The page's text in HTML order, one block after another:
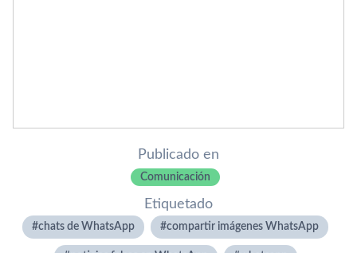
Publicado en
Comunicación
Etiquetado
chats de WhatsApp compartir imágenes WhatsApp